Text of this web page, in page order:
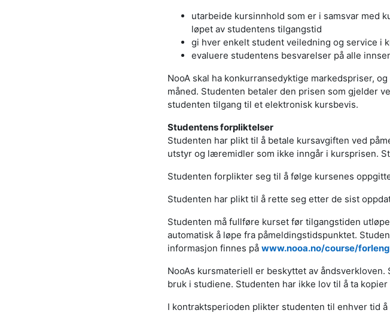
utarbeide kursinnhold som er i samsvar med
løpet av studentens tilgangstid
gi hver enkelt student veiledning og service i
evaluere studentens besvarelser på alle
NooA skal ha konkurransedyktige markedspriser,
måned. Studenten betaler den prisen som gjelder
studenten tilgang til et elektronisk kursbevis.
Studentens forpliktelser
Studenten har plikt til å betale kursavgiften ved
utstyr og læremidler som ikke inngår i kursprisen.
Studenten forplikter seg til å følge kursenes
Studenten har plikt til å rette seg etter de sist
Studenten må fullføre kurset før tilgangstiden
automatisk å løpe fra påmeldingstidspunktet.
informasjon finnes på www.nooa.no/course/
NooAs kursmateriell er beskyttet av
bruk i studiene. Studenten har ikke lov til å ta kopier
I kontraktsperioden plikter studenten til enhver tid